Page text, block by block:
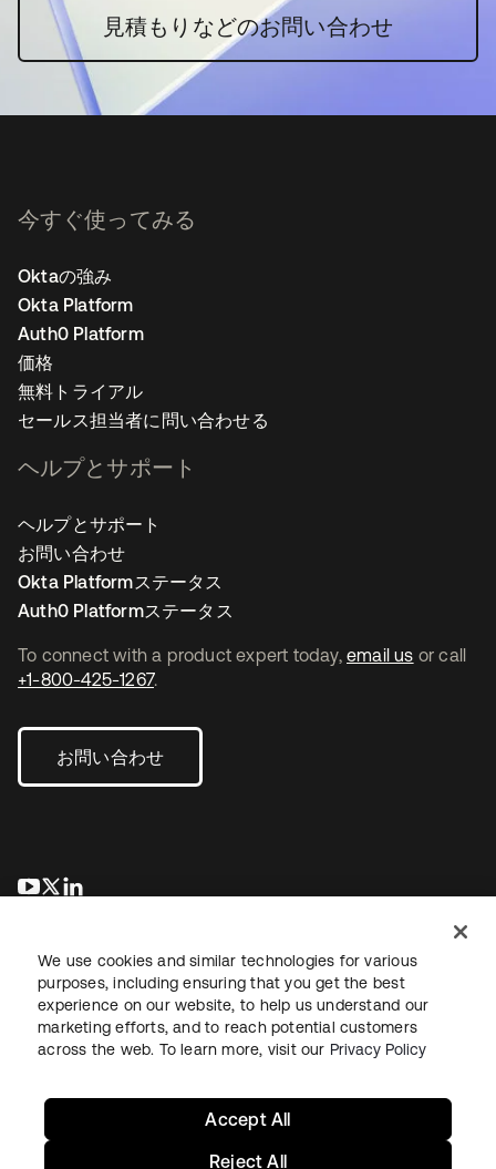
見積もりなどのお問い合わせ
To connect with a product expert today, email us or call
+1-800-425-1267.
お問い合わせ
新しいタブで開く
新しいタブで開く
今すぐ使ってみる
Oktaの強み
Okta Platform
Auth0 Platform
価格
無料トライアル
セールス担当者に問い合わせる
ヘルプとサポート
ヘルプとサポート
お問い合わせ
Okta Platformステータス
Auth0 Platformステータス
法務プライバシーポリシーサイト利用規約セキュリティ
We use cookies and similar technologies for various
purposes, including ensuring that you get the best
experience on our website, to help us understand our
marketing efforts, and to reach potential customers
across the web. To learn more, visit our Privacy Policy
Reject All
Accept All